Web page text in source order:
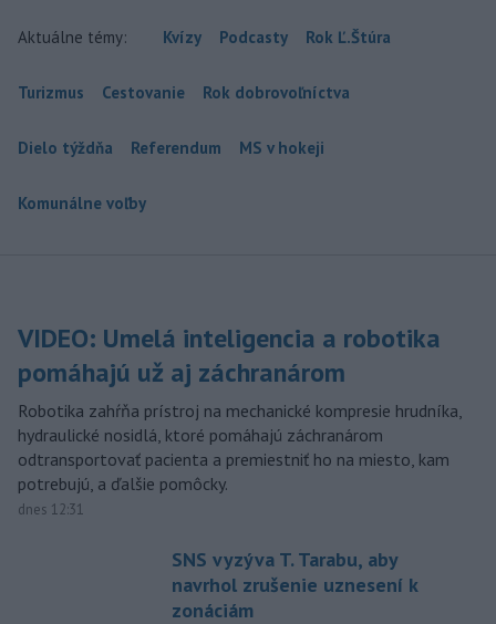
Aktuálne témy: Kvízy Podcasty Rok Ľ.Štúra
Turizmus Cestovanie Rok dobrovoľníctva
Dielo týždňa Referendum MS v hokeji
Komunálne voľby
VIDEO: Umelá inteligencia a robotika
pomáhajú už aj záchranárom
Robotika zahŕňa prístroj na mechanické kompresie hrudníka,
hydraulické nosidlá, ktoré pomáhajú záchranárom
odtransportovať pacienta a premiestniť ho na miesto, kam
potrebujú, a ďalšie pomôcky.
dnes 12:31
SNS vyzýva T. Tarabu, aby
navrhol zrušenie uznesení k
zonáciám